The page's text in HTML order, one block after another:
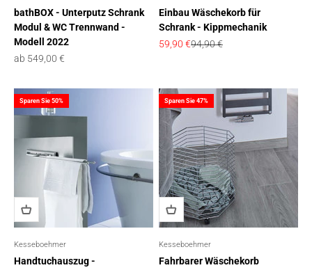
bathBOX - Unterputz Schrank
Modul & WC Trennwand -
Modell 2022
Angebot
ab 549,00 €
Einbau Wäschekorb für
Schrank - Kippmechanik
Angebot
59,90 €Regulärer Preis
94,90 €
Sparen Sie 50%
Kesseboehmer
Handtuchauszug -
Sparen Sie 47%
Kesseboehmer
Fahrbarer Wäschekorb